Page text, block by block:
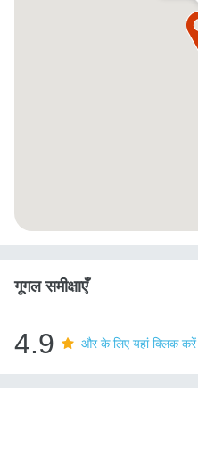
गूगल समीक्षाएँ
4.9 और के लिए यहां क्लिक करें